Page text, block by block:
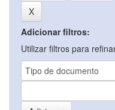
Adicionar filtros:
Utilizar filtros para